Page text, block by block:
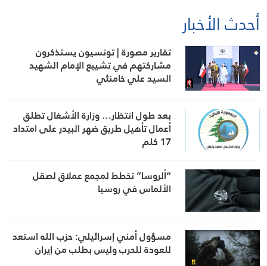
أحدث الأخبار
تقارير مصورة | تونسيون يستذكرون
مشاركتهم في تشييع الإمام الشهيد
السيد علي خامنئي
بعد طول انتظار… وزارة الأشغال تطلق
أعمال تأهيل طريق ضهر البيدر على امتداد
17 كلم
“ألروسا” تخطط لمجمع عملاق لصقل
الألماس في روسيا
مسؤول أمني إسرائيلي: حزب الله استعد
للعودة للحرب وليس بطلب من إيران